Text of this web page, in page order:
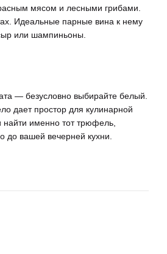
мясом и лесными грибами.
Идеальные парные вина к нему
или шампиньоны.
— безусловно выбирайте белый.
дает простор для кулинарной
найти именно тот трюфель,
до вашей вечерней кухни.